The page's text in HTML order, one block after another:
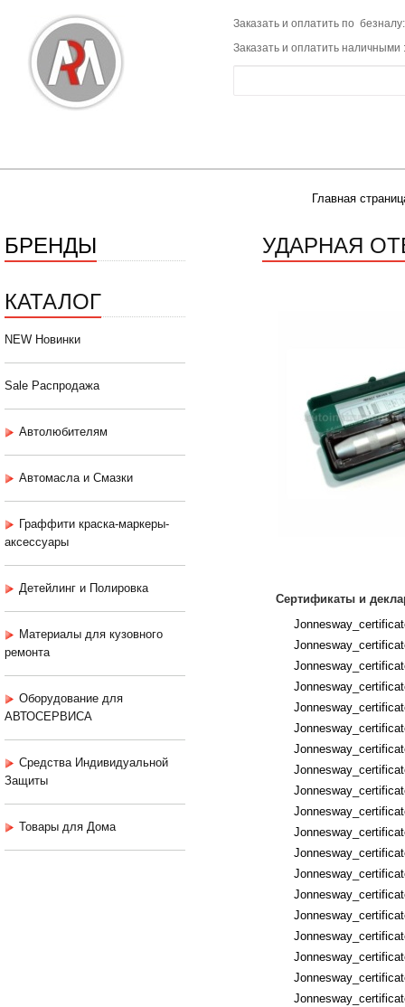
Заказать и оплатить по
Заказать и оплатить наличными
Главная
БРЕНДЫ
КАТАЛОГ
NEW Новинки
Sale Распродажа
Автолюбителям
Автомасла и Смазки
Граффити краска-маркеры-
аксессуары
Детейлинг и Полировка
Материалы для кузовного
ремонта
Оборудование для
АВТОСЕРВИСА
Средства Индивидуальной
Защиты
Товары для Дома
УДАРНАЯ
Сертификаты и